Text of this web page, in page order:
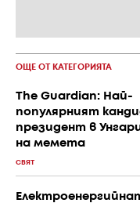
ОЩЕ ОТ КАТЕГОРИЯТА
The Guardian: Най-
популярният
президент в
на мемета
СВЯТ